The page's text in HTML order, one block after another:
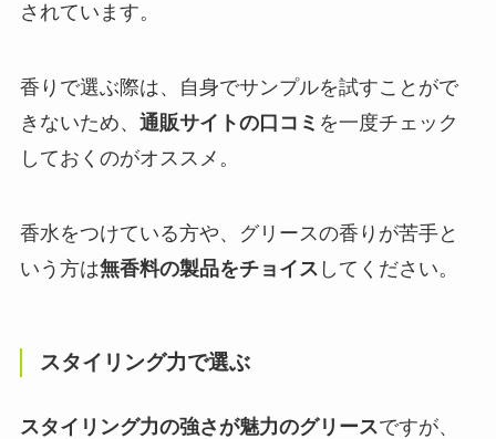
されています。
香りで選ぶ際は、自身でサンプルを試すことがで
きないため、 通販サイトの口コミ を一度チェック
しておくのがオススメ。
香水をつけている方や、グリースの香りが苦手と
いう方は無香料の製品をチョイス してください。
スタイリング力で選ぶ
スタイリング力の強さが魅力のグリースですが、